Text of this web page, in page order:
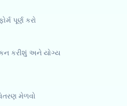
પૂર્ણ કરો
કરીશું અને યોગ્ય
મેળવો